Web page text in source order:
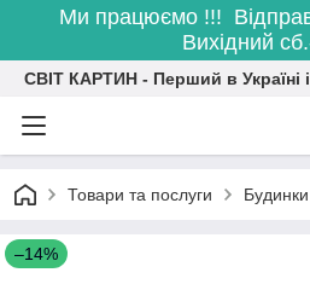
Ми працюємо !!!
Вихідний
СВІТ КАРТИН - Перший в Україні
Товари та послуги
–14%